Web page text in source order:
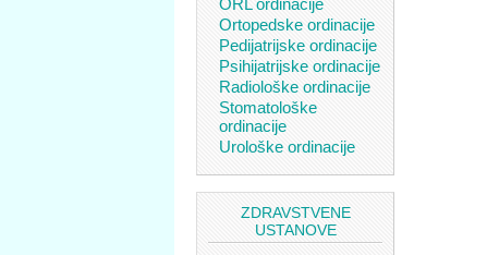
Ortopedske ordinacije
Pedijatrijske ordinacije
Psihijatrijske ordinacije
Radiološke ordinacije
Stomatološke
ordinacije
Urološke ordinacije
ZDRAVSTVENE
USTANOVE